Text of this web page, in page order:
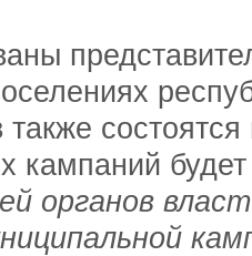
кампаний
органов